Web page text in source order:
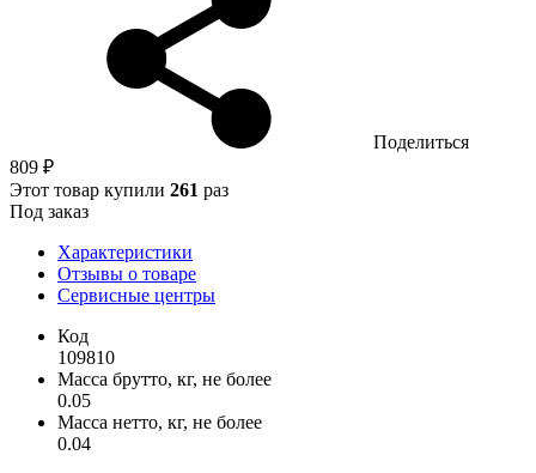
Поделиться
809 ₽
Этот товар купили 261 раз
Под заказ
Характеристики
Отзывы о товаре
Сервисные центры
Код
109810
Масса брутто, кг, не более
0.05
Масса нетто, кг, не более
0.04